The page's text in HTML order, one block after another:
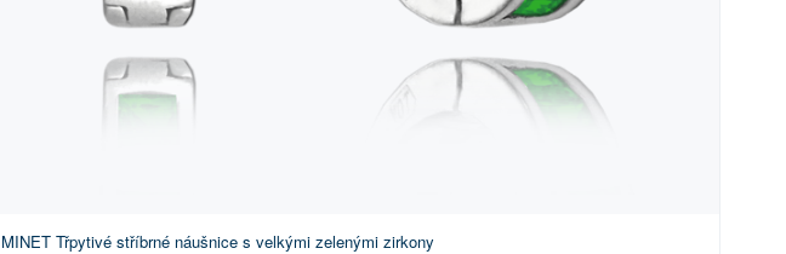
MINET Třpytivé stříbrné náušnice s velkými zelenými zirkony